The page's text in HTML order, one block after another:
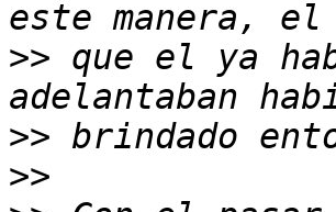
>> que el ya
>>
>>